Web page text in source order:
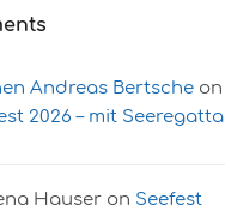
Andreas Bertsche on
2026 – mit Seeregatta
Hauser on Seefest